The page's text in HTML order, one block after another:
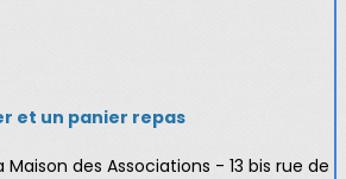
et un panier repas
Maison des Associations - 13 bis rue de